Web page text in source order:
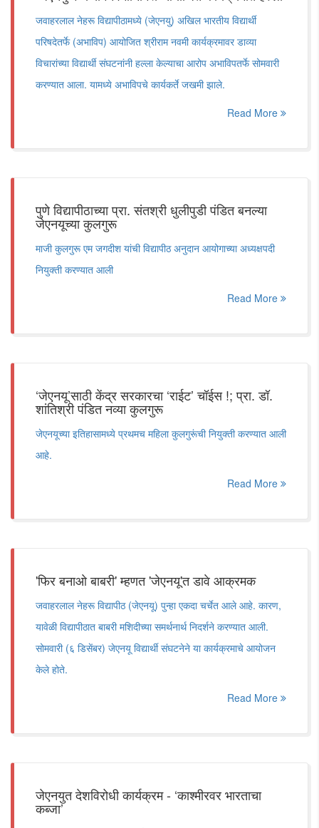
जवाहरलाल नेहरू विद्यापीठामध्ये (जेएनयु) अखिल भारतीय विद्यार्थी
परिषदेतर्फे (अभाविप) आयोजित श्रीराम नवमी कार्यक्रमावर डाव्या
विचारांच्या विद्यार्थी संघटनांनी हल्ला केल्याचा आरोप अभाविपतर्फे सोमवारी
करण्यात आला. यामध्ये अभाविपचे कार्यकर्ते जखमी झाले.
Read More
पुणे विद्यापीठाच्या प्रा. संतश्री धुलीपुडी पंडित बनल्या
जेएनयूच्या कुलगुरू
माजी कुलगुरू एम जगदीश यांची विद्यापीठ अनुदान आयोगाच्या अध्यक्षपदी
नियुक्ती करण्यात आली
Read More
‘जेएनयू’साठी केंद्र सरकारचा ‘राईट’ चॉईस !; प्रा. डॉ.
शांतिश्री पंडित नव्या कुलगुरू
जेएनयूच्या इतिहासामध्ये प्रथमच महिला कुलगुरूंची नियुक्ती करण्यात आली
आहे.
Read More
'फिर बनाओ बाबरी' म्हणत 'जेएनयू'त डावे आक्रमक
जवाहरलाल नेहरू विद्यापीठ (जेएनयू) पुन्हा एकदा चर्चेत आले आहे. कारण,
यावेळी विद्यापीठात बाबरी मशिदीच्या समर्थनार्थ निदर्शने करण्यात आली.
सोमवारी (६ डिसेंबर) जेएनयू विद्यार्थी संघटनेने या कार्यक्रमाचे आयोजन
केले होते.
Read More
जेएनयुत देशविरोधी कार्यक्रम - ‘काश्मीरवर भारताचा
कब्जा’